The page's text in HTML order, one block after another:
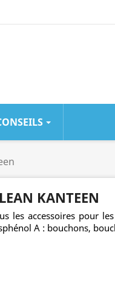
0.6 Litre
Green...
Couleur-Bleu
KANTEEN
les accessoires pour
A : bouchons,